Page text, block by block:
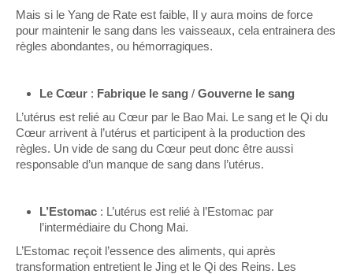
Mais si le Yang de Rate est faible, Il y aura moins de force
pour maintenir le sang dans les vaisseaux, cela entrainera des
règles abondantes, ou hémorragiques.
Le Cœur : Fabrique le sang / Gouverne le sang
L’utérus est relié au Cœur par le Bao Mai. Le sang et le Qi du
Cœur arrivent à l’utérus et participent à la production des
règles. Un vide de sang du Cœur peut donc être aussi
responsable d’un manque de sang dans l’utérus.
L’Estomac : L’utérus est relié à l’Estomac par
l’intermédiaire du Chong Mai.
L’Estomac reçoit l’essence des aliments, qui après
transformation entretient le Jing et le Qi des Reins. Les